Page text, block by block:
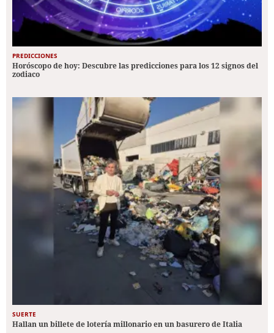
PREDICCIONES
Horóscopo de hoy: Descubre las predicciones para los 12 signos del
zodiaco
SUERTE
Hallan un billete de lotería millonario en un basurero de Italia